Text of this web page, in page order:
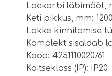
Laekarbi läbimõõt,
Keti pikkus, mm: 1200
Lakke kinnitamise
Komplekt sisaldab
Kood: 4251110020761
Kaitseklass (IP): IP20